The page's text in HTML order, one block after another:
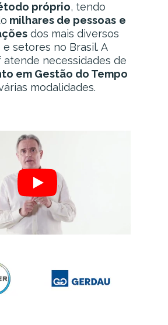
próprio, tendo
milhares de pessoas e
dos mais diversos
setores no Brasil. A
atende necessidades de
em Gestão do Tempo
modalidades.